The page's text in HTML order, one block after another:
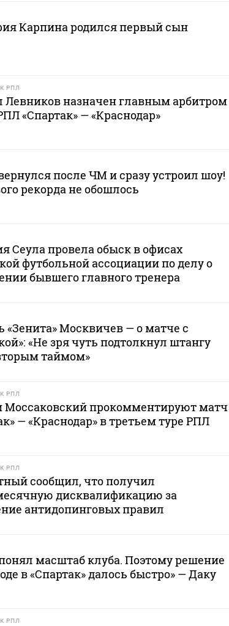
Карпина родился первый сын
РПЛ
Левников назначен главным арбитром
«Спартак» — «Краснодар»
после ЧМ и сразу устроил шоу!
рекорда не обошлось
Сеула провела обыск в офисах
футбольной ассоциации по делу о
бывшего главного тренера
«Зенита» Москвичев — о матче с
«Не зря чуть подтолкнул штангу
таймом»
РПЛ
Моссаковский прокомментируют матч
— «Краснодар» в третьем туре РПЛ
РПЛ
сообщил, что получил
дисквалификацию за
антидопинговых правил
масштаб клуба. Поэтому решение
в «Спартак» далось быстро» — Даку
РПЛ